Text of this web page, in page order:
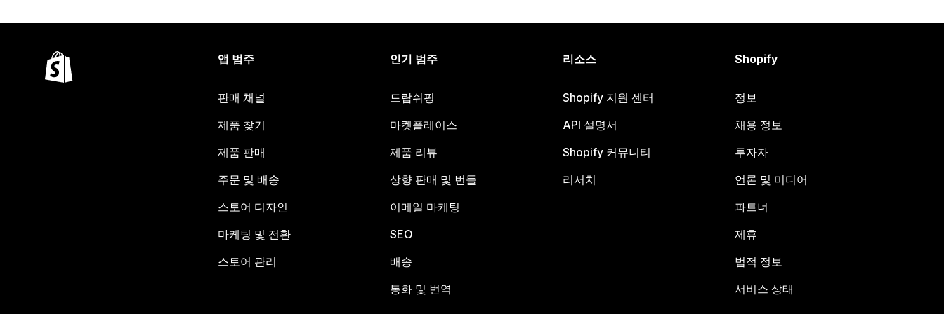
앱 범주
판매 채널
제품 찾기
제품 판매
주문 및 배송
스토어 디자인
마케팅 및 전환
스토어 관리
인기 범주
드랍쉬핑
마켓플레이스
제품 리뷰
상향 판매 및 번들
이메일 마케팅
SEO
배송
통화 및 번역
리소스
Shopify 지원 센터
API 설명서
Shopify 커뮤니티
리서치
Shopify
정보
채용 정보
투자자
언론 및 미디어
파트너
제휴
법적 정보
서비스 상태